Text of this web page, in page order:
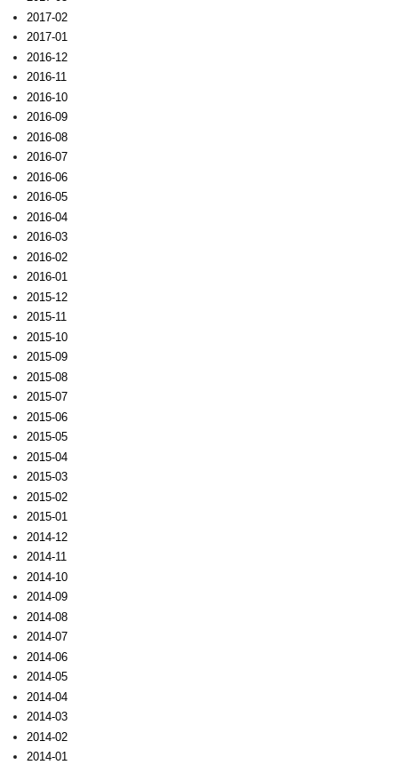
2017-02
2017-01
2016-12
2016-11
2016-10
2016-09
2016-08
2016-07
2016-06
2016-05
2016-04
2016-03
2016-02
2016-01
2015-12
2015-11
2015-10
2015-09
2015-08
2015-07
2015-06
2015-05
2015-04
2015-03
2015-02
2015-01
2014-12
2014-11
2014-10
2014-09
2014-08
2014-07
2014-06
2014-05
2014-04
2014-03
2014-02
2014-01